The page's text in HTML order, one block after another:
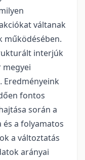
váltanak
működésében.
interjúk
Eredményeink
fontos
során a
és a folyamatos
a változtatás
arányai